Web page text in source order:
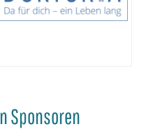
Sponsoren